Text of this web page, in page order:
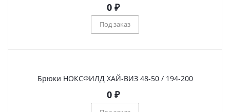
0 ₽
Под заказ
Брюки НОКСФИЛД ХАЙ-ВИЗ 48-50 / 194-200
0 ₽